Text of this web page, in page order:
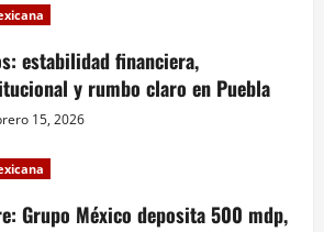
estabilidad financiera,
y rumbo claro en Puebla
15, 2026
Grupo México deposita 500 mdp,